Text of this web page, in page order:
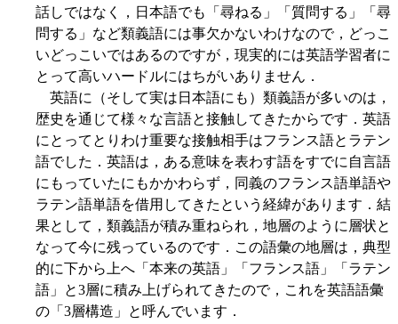
話しではなく，日本語でも「尋ねる」「質問する」「尋
問する」など類義語には事欠かないわけなので，どっこ
いどっこいではあるのですが，現実的には英語学習者に
とって高いハードルにはちがいありません．
英語に（そして実は日本語にも）類義語が多いのは，
歴史を通じて様々な言語と接触してきたからです．英語
にとってとりわけ重要な接触相手はフランス語とラテン
語でした．英語は，ある意味を表わす語をすでに自言語
にもっていたにもかかわらず，同義のフランス語単語や
ラテン語単語を借用してきたという経緯があります．結
果として，類義語が積み重ねられ，地層のように層状と
なって今に残っているのです．この語彙の地層は，典型
的に下から上へ「本来の英語」「フランス語」「ラテン
語」と3層に積み上げられてきたので，これを英語語彙
の「3層構造」と呼んでいます．